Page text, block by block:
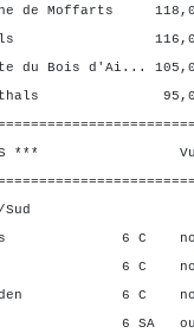
de Moffarts
116,00
Bois d'Ai...
Goethals 95,00
*** Vul?
6 C
6 C
6 C
6 SA